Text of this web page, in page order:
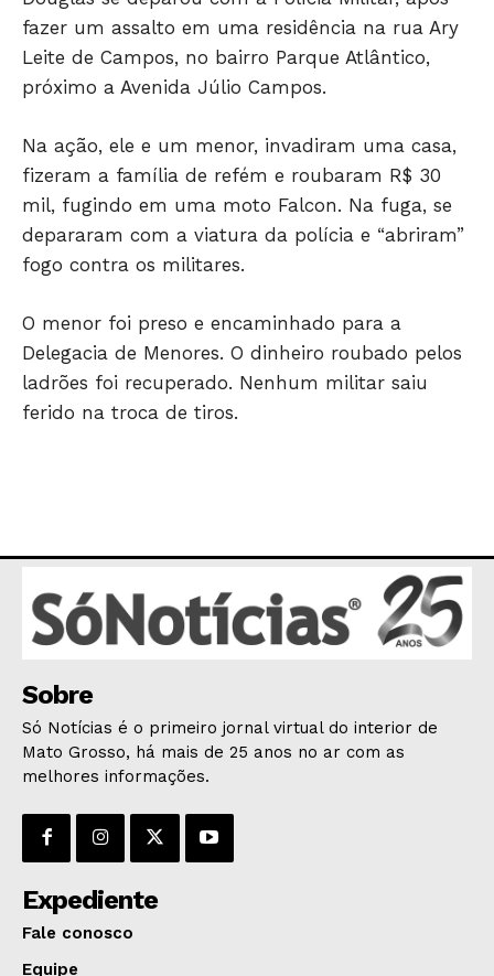
Só Notícias
JUNTE-SE NO WHATSAPP
ECONOMIA
OPINIÃO
EDUCAÇÃO
SAÚDE
AGRONOTÍCIAS
fazer um assalto em uma residência na rua Ary
Leite de Campos, no bairro Parque Atlântico,
próximo a Avenida Júlio Campos.
Na ação, ele e um menor, invadiram uma casa,
fizeram a família de refém e roubaram R$ 30
mil, fugindo em uma moto Falcon. Na fuga, se
depararam com a viatura da polícia e “abriram”
fogo contra os militares.
O menor foi preso e encaminhado para a
Delegacia de Menores. O dinheiro roubado pelos
ladrões foi recuperado. Nenhum militar saiu
ferido na troca de tiros.
Sobre
Só Notícias é o primeiro jornal virtual do interior de
Mato Grosso, há mais de 25 anos no ar com as
melhores informações.
Expediente
Fale conosco
Equipe